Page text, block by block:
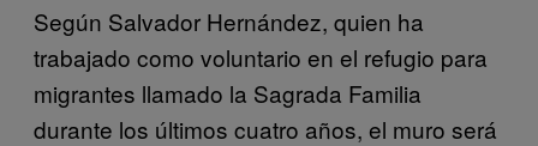
Según Salvador Hernández, quien ha
trabajado como voluntario en el refugio para
migrantes llamado la Sagrada Familia
durante los últimos cuatro años, el muro será